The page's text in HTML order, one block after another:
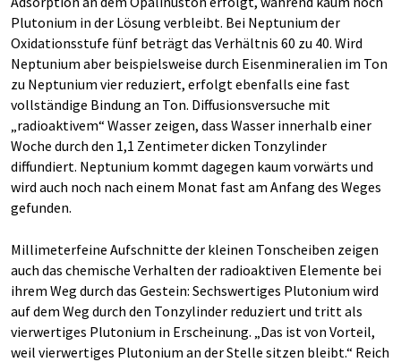
Plutonium in der Lösung verbleibt. Bei Neptunium der
Oxidationsstufe fünf beträgt das Verhältnis 60 zu 40. Wird
Neptunium aber beispielsweise durch Eisenmineralien im Ton
zu Neptunium vier reduziert, erfolgt ebenfalls eine fast
vollständige Bindung an Ton. Diffusionsversuche mit
„radioaktivem“ Wasser zeigen, dass Wasser innerhalb einer
Woche durch den 1,1 Zentimeter dicken Tonzylinder
diffundiert. Neptunium kommt dagegen kaum vorwärts und
wird auch noch nach einem Monat fast am Anfang des Weges
gefunden.
Millimeterfeine Aufschnitte der kleinen Tonscheiben zeigen
auch das chemische Verhalten der radioaktiven Elemente bei
ihrem Weg durch das Gestein: Sechswertiges Plutonium wird
auf dem Weg durch den Tonzylinder reduziert und tritt als
vierwertiges Plutonium in Erscheinung. „Das ist von Vorteil,
weil vierwertiges Plutonium an der Stelle sitzen bleibt.“ Reich